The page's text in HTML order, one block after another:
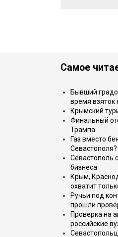
Самое
Бывший
время взяток
Крымский
Финальный
Трампа
Газ вместо
Севастополя?
Севастополь
бизнеса
Крым,
охватит
Ручьи под
прошли
Проверка на
российские